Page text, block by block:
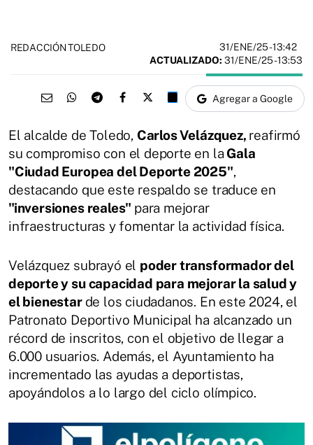
REDACCIÓN TOLEDO 31/ENE/25- 13:42
ACTUALIZADO: 31/ENE/25 - 13:53
Agregar a Google
El alcalde de Toledo, Carlos Velázquez, reafirmó
su compromiso con el deporte en la Gala
"Ciudad Europea del Deporte 2025",
destacando que este respaldo se traduce en
"inversiones reales" para mejorar
infraestructuras y fomentar la actividad física.
Velázquez subrayó el poder transformador del
deporte y su capacidad para mejorar la salud y
el bienestar de los ciudadanos. En este 2024, el
Patronato Deportivo Municipal ha alcanzado un
récord de inscritos, con el objetivo de llegar a
6.000 usuarios. Además, el Ayuntamiento ha
incrementado las ayudas a deportistas,
apoyándolos a lo largo del ciclo olímpico.